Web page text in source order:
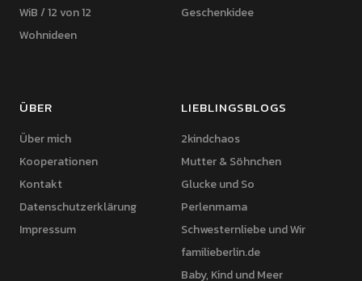
WiB / 12 von 12
Wohnideen
Geschenkidee
ÜBER
Über mich
Kooperationen
Kontakt
Datenschutzerklärung
Impressum
LIEBLINGSBLOGS
2kindchaos
Mutter & Söhnchen
Glucke und So
Perlenmama
Schwesternliebe und Wir
familieberlin.de
Baby, Kind und Meer